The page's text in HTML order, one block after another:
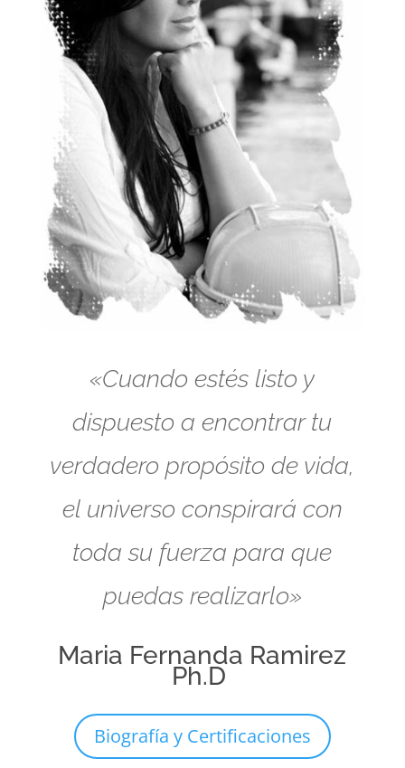
«Cuando estés listo y
dispuesto a encontrar tu
verdadero propósito de vida,
el universo conspirará con
toda su fuerza para que
puedas realizarlo»
Maria Fernanda Ramirez
Ph.D
Biografía y Certificaciones